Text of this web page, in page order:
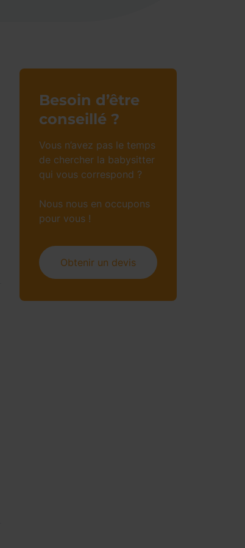
Besoin d’être
conseillé ?
Vous n’avez pas le temps
de chercher la babysitter
qui vous correspond ?
Nous nous en occupons
pour vous !
Obtenir un devis